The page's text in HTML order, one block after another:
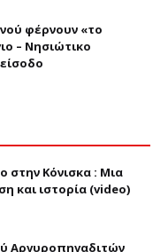
φέρνουν «το
– Νησιώτικο
Κόνισκα : Μια
και ιστορία (video)
Αργυροπηγαδιτών